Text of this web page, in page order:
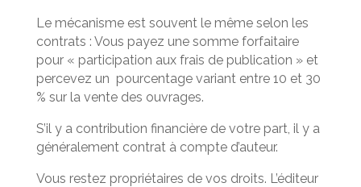
Le mécanisme est souvent le même selon les
contrats : Vous payez une somme forfaitaire
pour « participation aux frais de publication » et
percevez un pourcentage variant entre 10 et 30
% sur la vente des ouvrages.
S’il y a contribution financière de votre part, il y a
généralement contrat à compte d’auteur.
Vous restez propriétaires de vos droits. L’éditeur